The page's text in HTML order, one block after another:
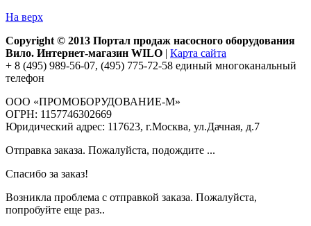
На верх
Copyright © 2013 Портал продаж насосного оборудования
Вило. Интернет-магазин WILO | Карта сайта
+ 8 (495) 989-56-07, (495) 775-72-58 единый многоканальный
телефон
ООО «ПРОМОБОРУДОВАНИЕ-М»
ОГРН: 1157746302669
Юридический адрес: 117623, г.Москва, ул.Дачная, д.7
Отправка заказа. Пожалуйста, подождите ...
Спасибо за заказ!
Возникла проблема с отправкой заказа. Пожалуйста,
попробуйте еще раз..